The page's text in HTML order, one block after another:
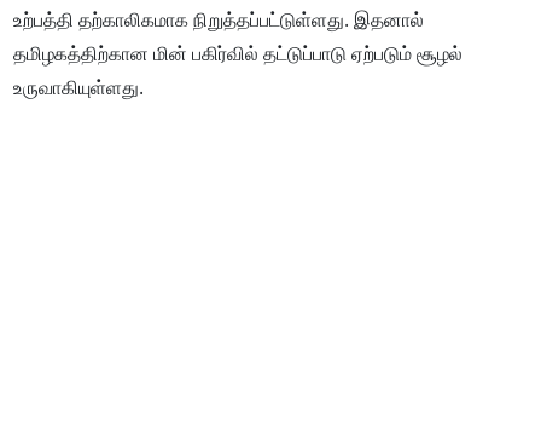
உற்பத்தி தற்காலிகமாக நிறுத்தப்பட்டுள்ளது. இதனால்
தமிழகத்திற்கான மின் பகிர்வில் தட்டுப்பாடு ஏற்படும் சூழல்
உருவாகியுள்ளது.